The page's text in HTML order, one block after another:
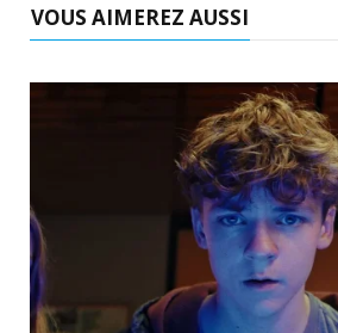
VOUS AIMEREZ AUSSI